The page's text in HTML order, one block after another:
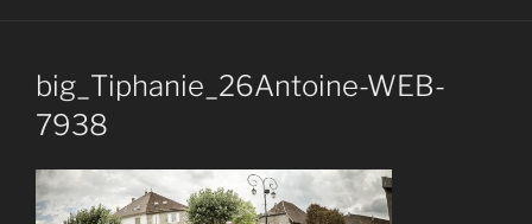
big_Tiphanie_26Antoine-WEB-
7938